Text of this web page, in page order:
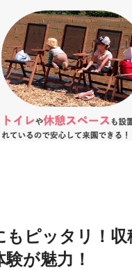
ピッタリ！
が魅力！